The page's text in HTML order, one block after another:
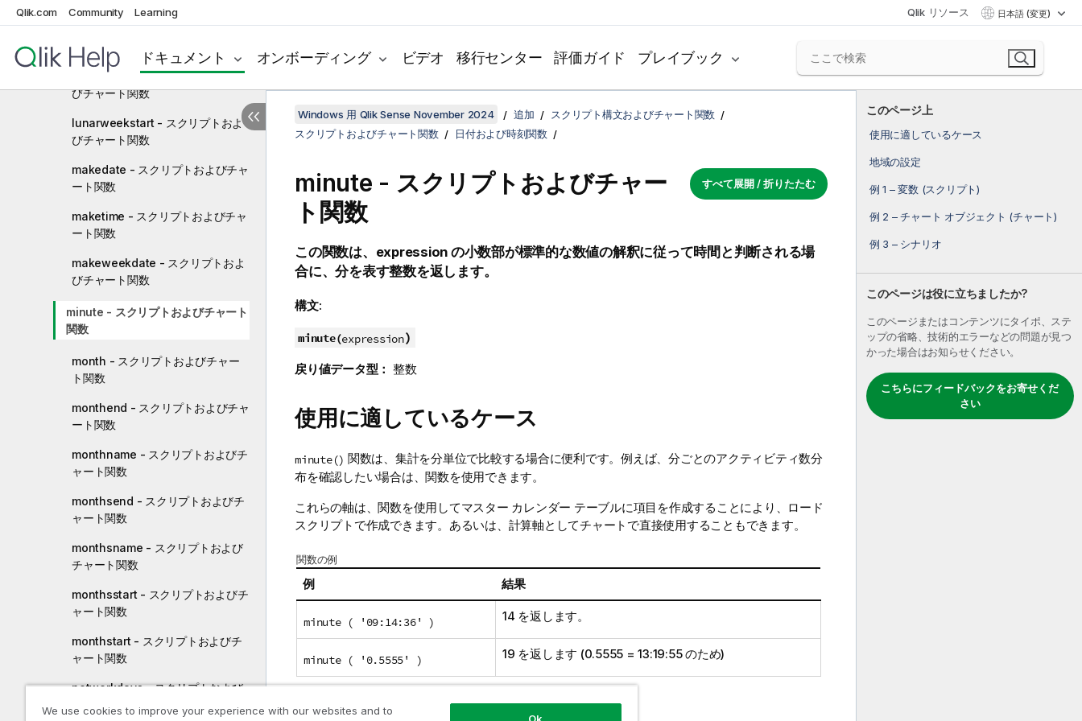
Qlik.com Community Learning Qlik リソース 日本語 (変更)
ドキュメント オンボーディング ビデオ 移行センター 評価ガイド プレイブック
lunarweekend - スクリプトおよ
びチャート関数
lunarweekname - スクリプトおよ
びチャート関数
lunarweekstart - スクリプトおよ
びチャート関数
makedate - スクリプトおよびチャ
ート関数
maketime - スクリプトおよびチャ
ート関数
makeweekdate - スクリプトおよ
びチャート関数
minute - スクリプトおよびチャート
関数
month - スクリプトおよびチャー
ト関数
monthend - スクリプトおよびチャ
ート関数
monthname - スクリプトおよびチ
ャート関数
monthsend - スクリプトおよびチ
ャート関数
monthsname - スクリプトおよび
チャート関数
monthsstart - スクリプトおよびチ
ャート関数
monthstart - スクリプトおよびチ
ャート関数
networkdays - スクリプトおよび
チャート関数
このページ上
使用に適しているケース
地域の設定
例 1 – 変数 (スクリプト)
例 2 – チャート オブジェクト (チャート)
例 3 – シナリオ
このページは役に立ちましたか?
このページまたはコンテンツにタイポ、ステ
ップの省略、技術的エラーなどの問題が見つ
かった場合はお知らせください。
こちらにフィードバックをお寄せくだ
さい
Windows 用 Qlik Sense November 2024 追加
スクリプト構文およびチャート関数
スクリプトおよびチャート関数
日付および時刻関数
すべて展開 / 折りたたむ
minute - スクリプトおよびチャー
ト関数
この関数は、 expression の小数部が標準的な数値の解釈に従って時間と判断される場
合に、分を表す整数を返します。
構文:
minute(expression)
戻り値データ型： 整数
使用に適しているケース
minute() 関数は、集計を分単位で比較する場合に便利です。例えば、分ごとのアクティビティ数分
布を確認したい場合は、関数を使用できます。
これらの軸は、関数を使用してマスター カレンダー テーブルに項目を作成することにより、ロード
スクリプトで作成できます。あるいは、計算軸としてチャートで直接使用することもできます。
関数の例
例 結果
minute ( '09:14:36' ) 14 を返します。
minute ( '0.5555' ) 19 を返します (0.5555 = 13:19:55 のため)
We use cookies to improve your experience with our websites and to